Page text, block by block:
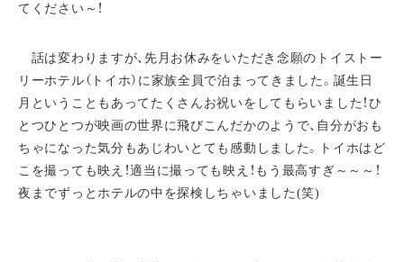
てください～！
話は変わりますが、先月お休みをいただき念願のトイストー
リーホテル（トイホ）に家族全員で泊まってきました。誕生日
月ということもあってたくさんお祝いをしてもらいました！ひ
とつひとつが映画の世界に飛びこんだかのようで、自分がおも
ちゃになった気分もあじわいとても感動しました。トイホはど
こを撮っても映え！適当に撮っても映え！もう最高すぎ～～～！
夜までずっとホテルの中を探検しちゃいました(笑)